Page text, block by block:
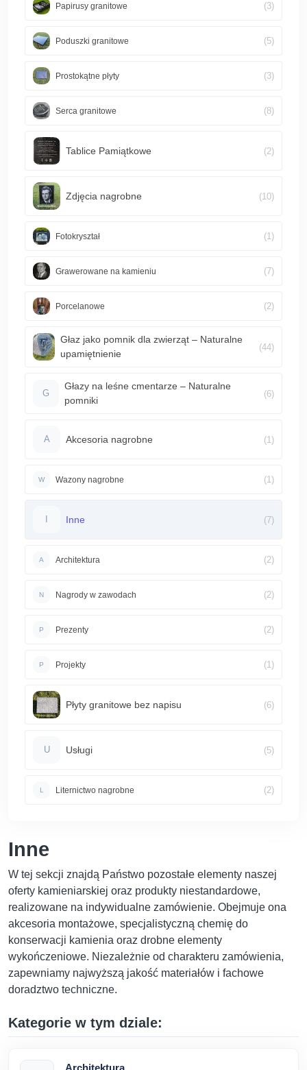
Papirusy granitowe (3)
Poduszki granitowe (5)
Prostokątne płyty (3)
Serca granitowe (8)
Tablice Pamiątkowe (2)
Zdjęcia nagrobne (10)
Fotokryształ (1)
Grawerowane na kamieniu (7)
Porcelanowe (2)
Głaz jako pomnik dla zwierząt – Naturalne
upamiętnienie
(44)
G
Głazy na leśne cmentarze – Naturalne
pomniki
(6)
A Akcesoria nagrobne (1)
W Wazony nagrobne (1)
Inne (7)
A Architektura (2)
N Nagrody w zawodach (2)
P Prezenty (2)
P Projekty (1)
Płyty granitowe bez napisu (6)
U Usługi (5)
L Liternictwo nagrobne (2)
Inne
W tej sekcji znajdą Państwo pozostałe elementy naszej
oferty kamieniarskiej oraz produkty niestandardowe,
realizowane na indywidualne zamówienie. Obejmuje ona
akcesoria montażowe, specjalistyczną chemię do
konserwacji kamienia oraz drobne elementy
wykończeniowe. Niezależnie od charakteru zamówienia,
zapewniamy najwyższą jakość materiałów i fachowe
doradztwo techniczne.
Kategorie w tym dziale:
Architektura